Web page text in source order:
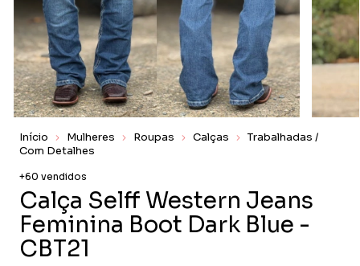
Início Mulheres Roupas Calças
Trabalhadas /
Com Detalhes
+60 vendidos
Calça Selff Western Jeans
Feminina Boot Dark Blue -
CBT21